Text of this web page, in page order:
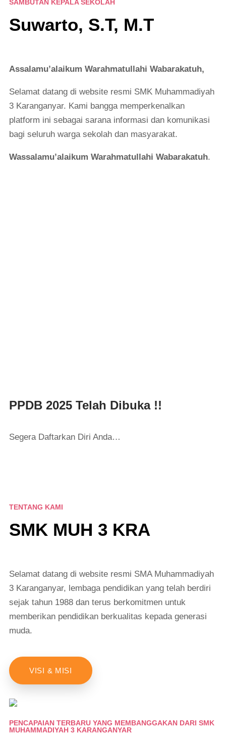
SAMBUTAN KEPALA SEKOLAH
Suwarto, S.T, M.T
Assalamu’alaikum Warahmatullahi Wabarakatuh,
Selamat datang di website resmi SMK Muhammadiyah
3 Karanganyar. Kami bangga memperkenalkan
platform ini sebagai sarana informasi dan komunikasi
bagi seluruh warga sekolah dan masyarakat.
Wassalamu’alaikum Warahmatullahi Wabarakatuh.
PPDB 2025 Telah Dibuka !!
Segera Daftarkan Diri Anda…
TENTANG KAMI
SMK MUH 3 KRA
Selamat datang di website resmi SMA Muhammadiyah
3 Karanganyar, lembaga pendidikan yang telah berdiri
sejak tahun 1988 dan terus berkomitmen untuk
memberikan pendidikan berkualitas kepada generasi
muda.
VISI & MISI
PENCAPAIAN TERBARU YANG MEMBANGGAKAN DARI SMK
MUHAMMADIYAH 3 KARANGANYAR